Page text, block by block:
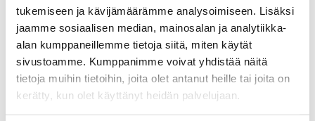
tukemiseen ja kävijämäärämme analysoimiseen. Lisäksi
jaamme sosiaalisen median, mainosalan ja analytiikka-
alan kumppaneillemme tietoja siitä, miten käytät
sivustoamme. Kumppanimme voivat yhdistää näitä
tietoja muihin tietoihin, joita olet antanut heille tai joita on
kerätty, kun olet käyttänyt heidän palvelujaan.